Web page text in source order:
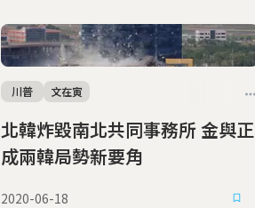
北韓炸毀南北共同事務所 金與正
成兩韓局勢新要角
川普 文在寅
2020-06-18